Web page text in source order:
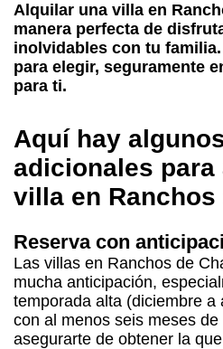
Alquilar una villa en
manera perfecta de
inolvidables con tu
para elegir, seguramente
para ti.
Aquí hay
adicionales
villa en Ranchos
Reserva con
Las villas en Ranchos de
mucha anticipación,
temporada alta (diciembre a
con al menos seis meses
asegurarte de obtener la